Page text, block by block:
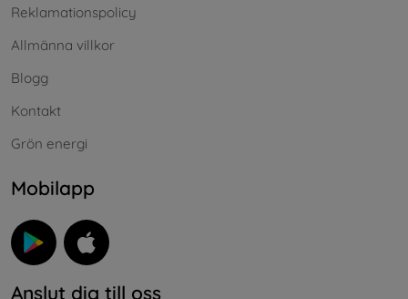
Reklamationspolicy
Allmänna villkor
Blogg
Kontakt
Grön energi
Mobilapp
Anslut dig till oss